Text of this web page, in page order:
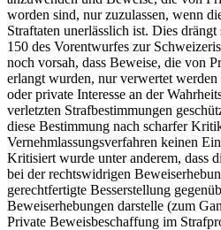
worden sind, nur zuzulassen, wenn
Straftaten unerlässlich ist. Dies
150 des Vorentwurfes zur
noch vorsah, dass Beweise, die von
erlangt wurden, nur verwertet
oder private Interesse an der
verletzten Strafbestimmungen
diese Bestimmung nach scharfer
Vernehmlassungsverfahren keinen
Kritisiert wurde unter anderem, dass
bei der rechtswidrigen
gerechtfertigte Besserstellung
Beweiserhebungen darstelle (zum
Private Beweisbeschaffung im